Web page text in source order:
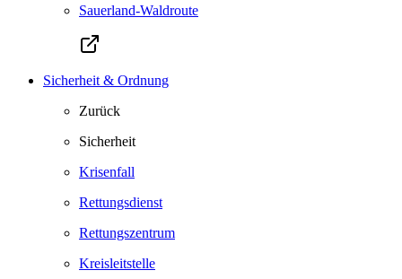
Sauerland-Waldroute
Sicherheit & Ordnung
Zurück
Sicherheit
Krisenfall
Rettungsdienst
Rettungszentrum
Kreisleitstelle